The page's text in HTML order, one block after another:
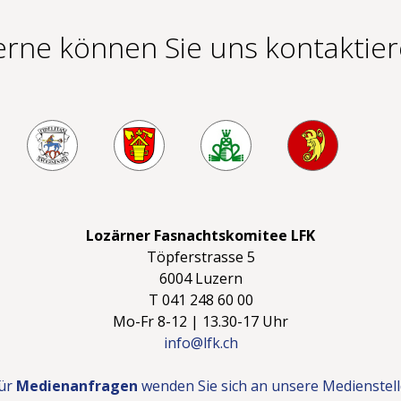
können Sie uns
Lozärner Fasnachtskomitee LFK
Töpferstrasse 5
6004 Luzern
T 041 248 60 00
Mo-Fr 8-12 | 13.30-17 Uhr
info@lfk.ch
Medienanfragen wenden Sie sich an unsere